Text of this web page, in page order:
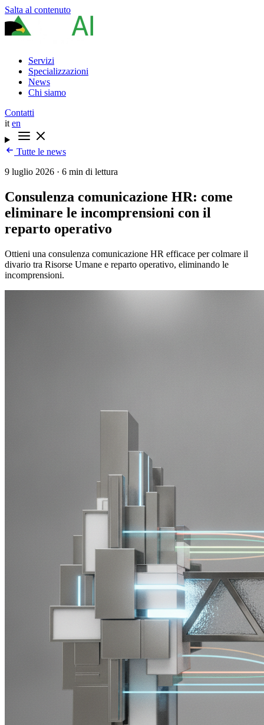
Salta al contenuto
Servizi
Specializzazioni
News
Chi siamo
Contatti
it en
Tutte le news
9 luglio 2026 · 6 min di lettura
Consulenza comunicazione HR: come
eliminare le incomprensioni con il
reparto operativo
Ottieni una consulenza comunicazione HR efficace per colmare il
divario tra Risorse Umane e reparto operativo, eliminando le
incomprensioni.